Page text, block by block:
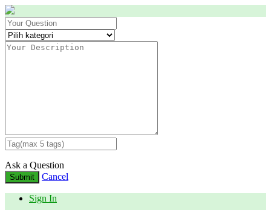
Ask a Question
Submit Cancel
Sign In